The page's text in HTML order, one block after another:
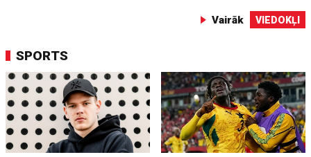
Vairāk VIEDOKĻI
SPORTS